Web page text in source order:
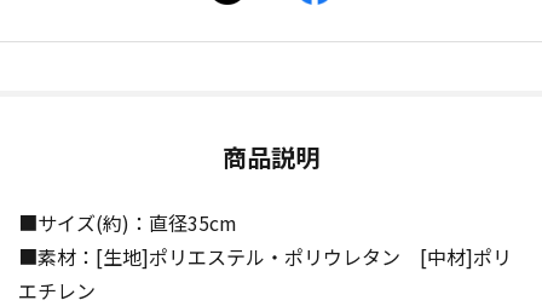
商品説明
■サイズ(約)：直径35cm
■素材：[生地]ポリエステル・ポリウレタン [中材]ポリ
エチレン